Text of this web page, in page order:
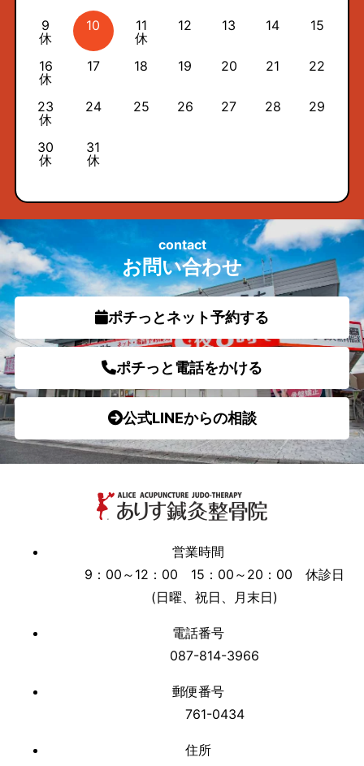
9
休
10
11
休
12 13 14 15
16
休
17 18 19 20 21 22
23
休
24 25 26 27 28 29
30
休
31
休
お問い合わせ
contact
ポチっとネット予約する
ポチっと電話をかける
公式LINEからの相談
営業時間
9：00～12：00 15：00～20：00 休診日
(日曜、祝日、月末日)
電話番号
087-814-3966
郵便番号
761-0434
住所